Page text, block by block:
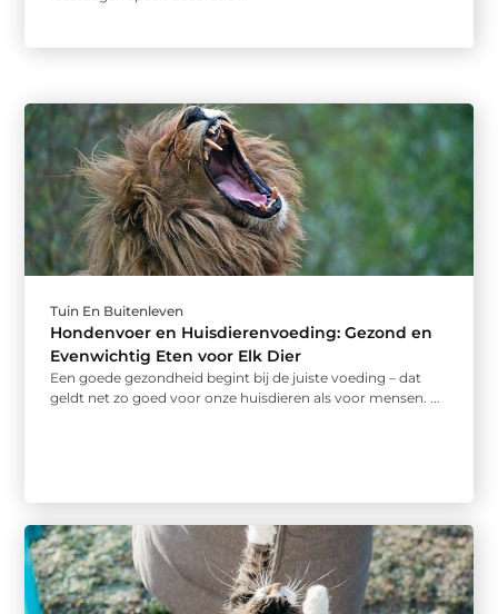
Tuin En Buitenleven
Hondenvoer en Huisdierenvoeding: Gezond en
Evenwichtig Eten voor Elk Dier
Een goede gezondheid begint bij de juiste voeding – dat
geldt net zo goed voor onze huisdieren als voor mensen. ...